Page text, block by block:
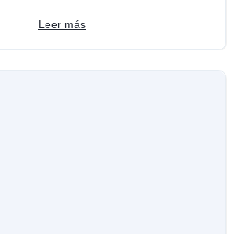
Leer más